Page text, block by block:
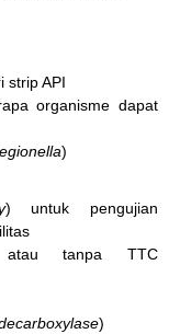
strip API
organisme dapat
)
) untuk pengujian
tanpa TTC
)